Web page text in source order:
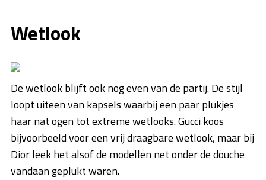
Wetlook
De wetlook blijft ook nog even van de partij. De stijl
loopt uiteen van kapsels waarbij een paar plukjes
haar nat ogen tot extreme wetlooks. Gucci koos
bijvoorbeeld voor een vrij draagbare wetlook, maar bij
Dior leek het alsof de modellen net onder de douche
vandaan geplukt waren.